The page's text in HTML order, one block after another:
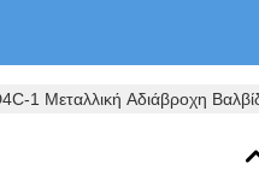
1 Μεταλλική Αδιάβροχη